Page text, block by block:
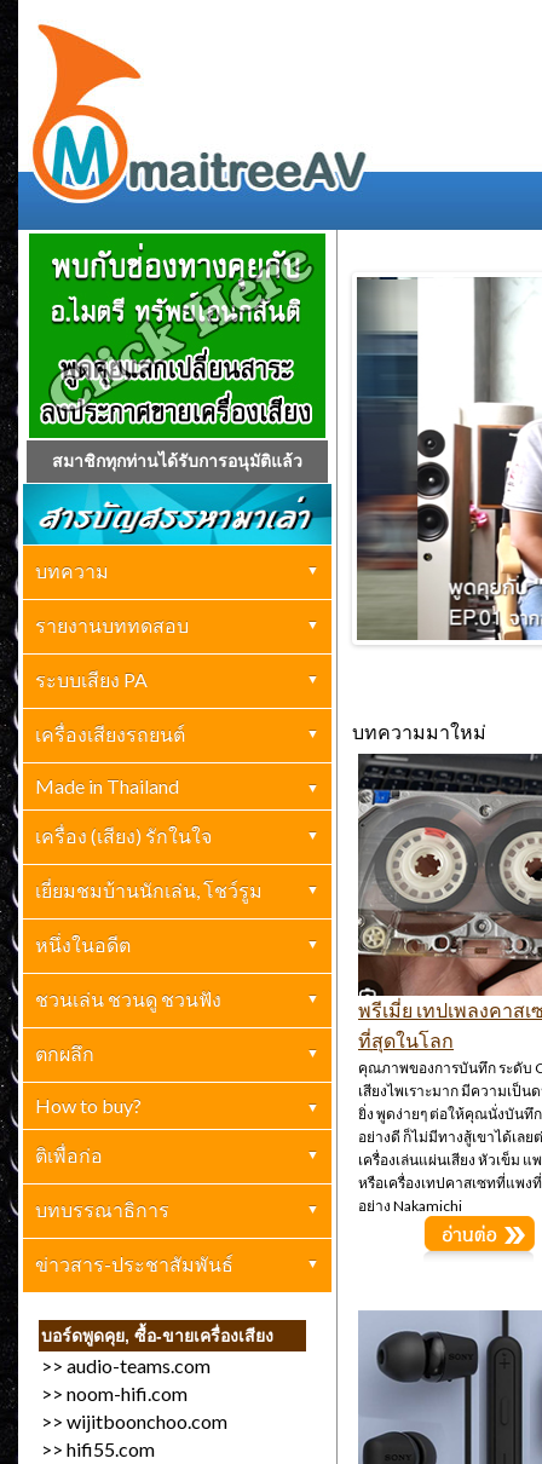
สมาชิกทุกท่านได้รับการอนุมัติแล้ว
บทความ
เครื่องเสียงบ้าน(261)
ปกิณกะ(70)
กะเทาะเปลือกวงการเครื่องเสียง
ไฮเอ็นด์(10)
รายงานบททดสอบ
เครื่องเสียงบ้าน
เครื่องเสียงรถยนต์
ระบบเสียง PA
เครื่องเสียง PA(23)
เครื่องเสียงรถยนต์
บทความเครื่องเสียงรถยนต์
Made in Thailand
Made In Thailand(6)
เครื่อง (เสียง) รักในใจ
เยี่ยมชมบ้านนักเล่น, โชว์รูม
เยี่ยมชมบ้านนักเล่น
หนึ่งในอดีต
ย้อนรอยอดีค-อดีตคำนึง
ชวนเล่น ชวนดู ชวนฟัง
ชวนเล่น ชวนดู ชวนฟัง
ตกผลึก
ตกผลึก (4)
How to buy?
เครื่องเสียงบ้าน
ปกิณกะ(0)
ติเพื่อก่อ
เครื่องเสียงทั่วไป
การตลาด (ขายให้เป็น)(2)
บทบรรณาธิการ
อ.ไมตรี ทรัพย์เอนกสันติ
ข่าวสาร-ประชาสัมพันธ์
ข่าวประกาศทั่วไป(13)
งานเครื่องเสียง(9)
บอร์ดพูดคุย, ซื้อ-ขายเครื่องเสียง
>> audio-teams.com
>> noom-hifi.com
>> wijitboonchoo.com
>> hifi55.com
บทความมาใหม่
พรีเมี่ย เทปเพลงคาส
ที่สุดในโลก
คุณภาพของการบันทึก ระดับ
เสียงไพเราะมาก มีความเป็น
ยิ่ง พูดง่ายๆ ต่อให้คุณนั่งบันทึ
อย่างดี ก็ไม่มีทางสู้เขาได้เลย
เครื่องเล่นแผ่นเสียง หัวเข็ม
หรือเครื่องเทปคาสเซทที่แพง
อย่าง Nakamichi